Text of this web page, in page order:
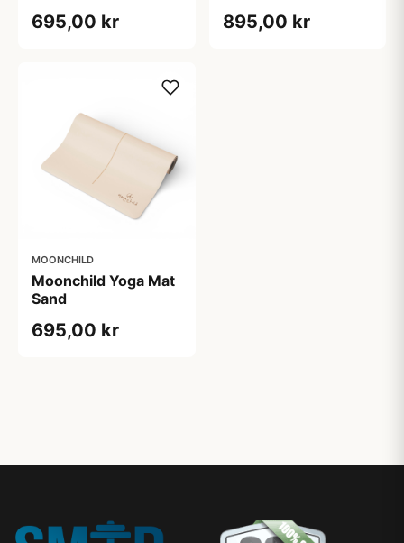
695,00 kr 895,00 kr
MOONCHILD
Moonchild Yoga Mat
Sand
695,00 kr